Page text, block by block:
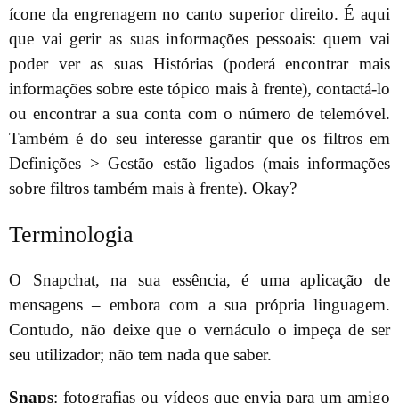
ícone da engrenagem no canto superior direito. É aqui
que vai gerir as suas informações pessoais: quem vai
poder ver as suas Histórias (poderá encontrar mais
informações sobre este tópico mais à frente), contactá-lo
ou encontrar a sua conta com o número de telemóvel.
Também é do seu interesse garantir que os filtros em
Definições > Gestão estão ligados (mais informações
sobre filtros também mais à frente). Okay?
Terminologia
O Snapchat, na sua essência, é uma aplicação de
mensagens – embora com a sua própria linguagem.
Contudo, não deixe que o vernáculo o impeça de ser
seu utilizador; não tem nada que saber.
Snaps: fotografias ou vídeos que envia para um amigo